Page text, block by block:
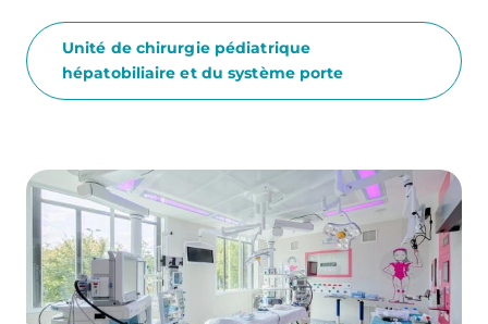
Unité de chirurgie pédiatrique
hépatobiliaire et du système porte
Image